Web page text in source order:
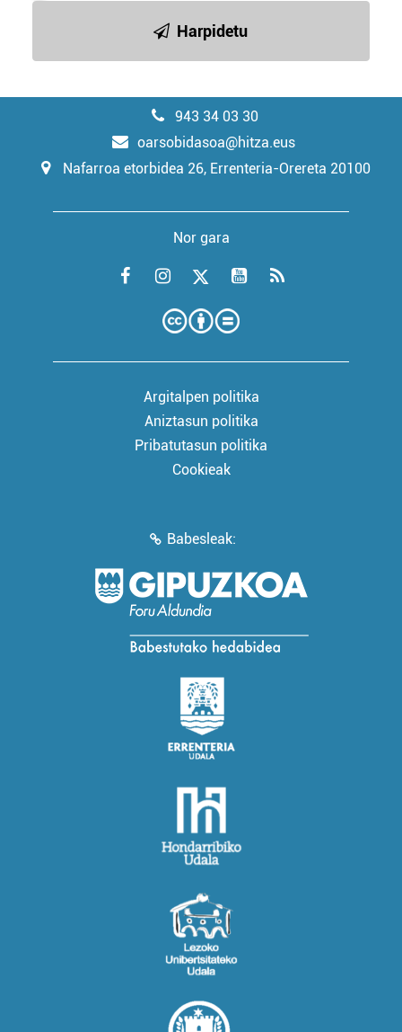
Harpidetu
943 34 03 30
oarsobidasoa@hitza.eus
Nafarroa etorbidea 26, Errenteria-Orereta 20100
Nor gara
Argitalpen politika
Aniztasun politika
Pribatutasun politika
Cookieak
Babesleak: